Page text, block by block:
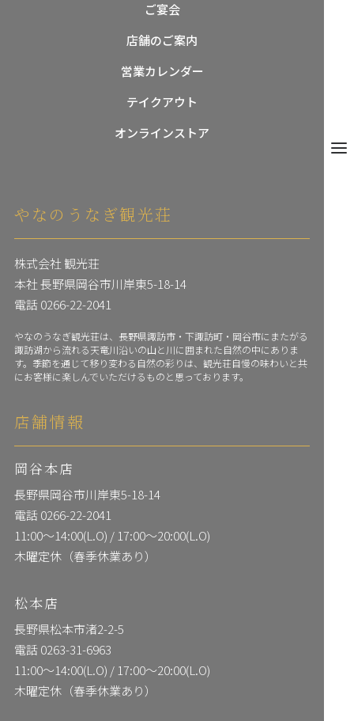
ご宴会
店舗のご案内
営業カレンダー
テイクアウト
オンラインストア
やなのうなぎ観光荘
株式会社 観光荘
本社 長野県岡谷市川岸東5-18-14
電話0266-22-2041
やなのうなぎ観光荘は、長野県諏訪市・下諏訪町・岡谷市にまたがる
諏訪湖から流れる天竜川沿いの山と川に囲まれた自然の中にありま
す。季節を通じて移り変わる自然の彩りは、観光荘自慢の味わいと共
にお客様に楽しんでいただけるものと思っております。
店舗情報
岡谷本店
長野県岡谷市川岸東5-18-14
電話0266-22-2041
11:00〜14:00(L.O) / 17:00〜20:00(L.O)
木曜定休（春季休業あり）
松本店
長野県松本市渚2-2-5
電話0263-31-6963
11:00〜14:00(L.O) / 17:00〜20:00(L.O)
木曜定休（春季休業あり）
メニュー